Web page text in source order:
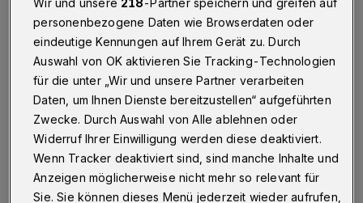
Wuppertal· Die Politische Runde der VHS widmet sich
am Montag (22. April 2024) um 19:30 in der Auer
Schulstraße 20 dem Grundgesetz.
22.04.2024 , 09:00 Uhr Eine Minute Lesezeit
personenbezogene Daten wie Browserdaten oder
eindeutige Kennungen auf Ihrem Gerät zu. Durch
Auswahl von OK aktivieren Sie Tracking-Technologien
für die unter „Wir und unsere Partner verarbeiten
Daten, um Ihnen Dienste bereitzustellen“ aufgeführten
Zwecke. Durch Auswahl von Alle ablehnen oder
Widerruf Ihrer Einwilligung werden diese deaktiviert.
Wenn Tracker deaktiviert sind, sind manche Inhalte und
Anzeigen möglicherweise nicht mehr so relevant für
Sie. Sie können dieses Menü jederzeit wieder aufrufen,